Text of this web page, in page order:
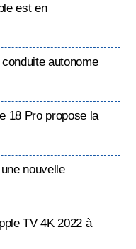
est en
autonome
18 Pro propose la
nouvelle
TV 4K 2022 à